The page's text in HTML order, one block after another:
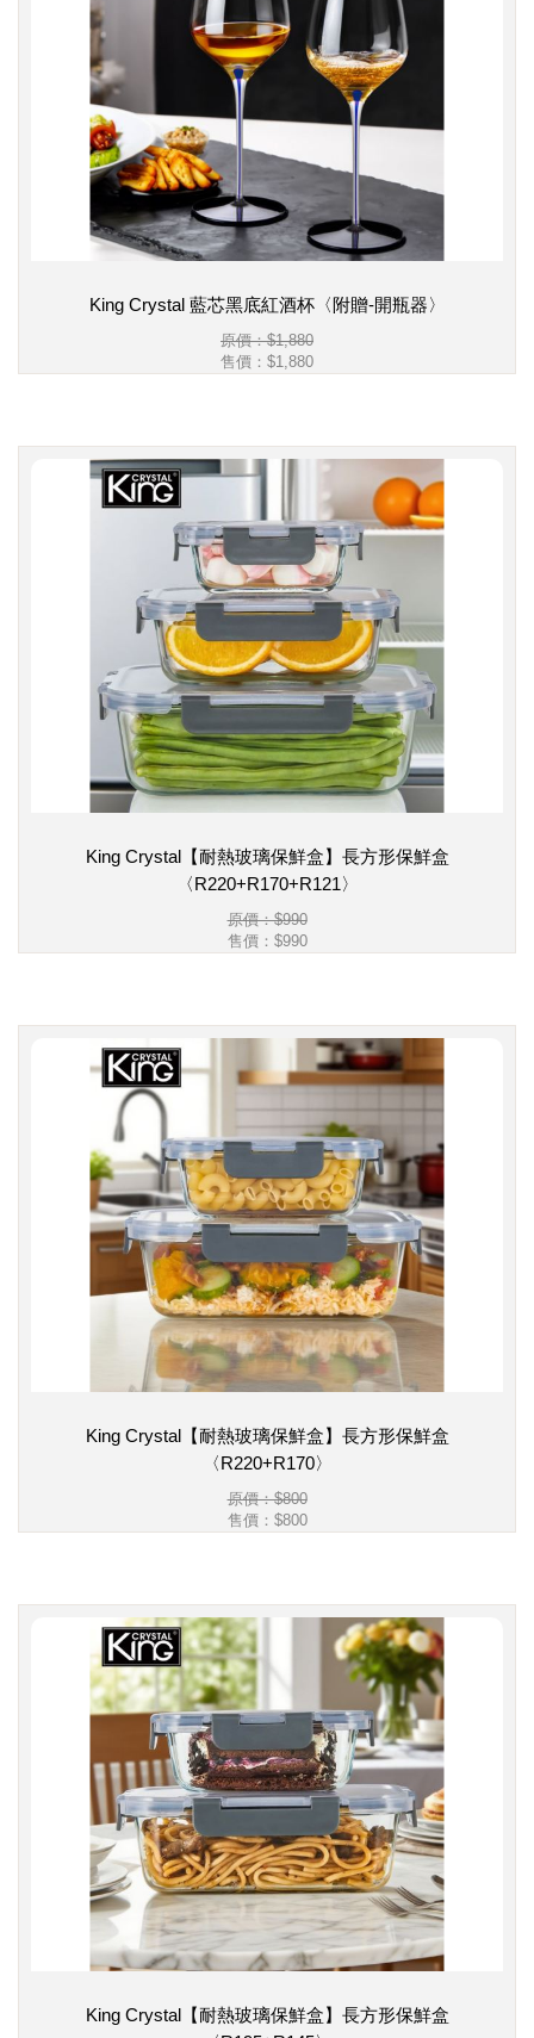
King Crystal 藍芯黑底紅酒杯〈附贈-開瓶器〉
原價：$1,880
售價： $1,880
King Crystal【耐熱玻璃保鮮盒】長方形保鮮盒
〈R220+R170+R121〉
原價：$990
售價： $990
King Crystal【耐熱玻璃保鮮盒】長方形保鮮盒
〈R220+R170〉
原價：$800
售價： $800
King Crystal【耐熱玻璃保鮮盒】長方形保鮮盒